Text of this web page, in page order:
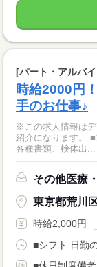
[パート・アルバ
時給2000円
手のお仕事♪
※この求人情報は
紹介になります。
各種書類、検体出...
その他医療
東京都荒川
時給2,000円
■シフト 日勤